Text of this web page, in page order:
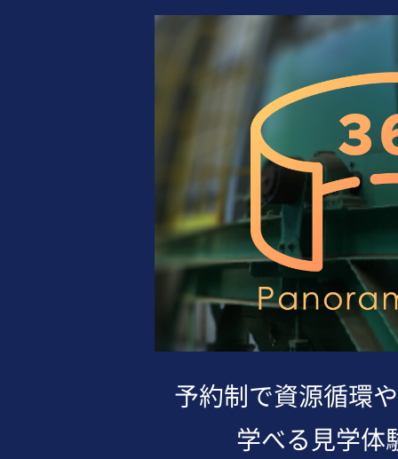
予約制で資源循環
学べる見学体